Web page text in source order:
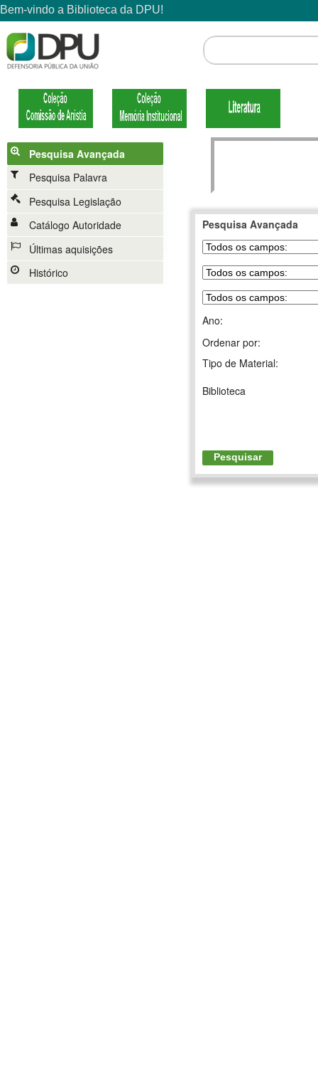
Pesquisa Avançada
Pesquisa Palavra
Pesquisa Legislação
Catálogo Autoridade
Últimas aquisições
Histórico
Pesquisa Avançada
Ano:
Ordenar por:
Tipo de Material:
Biblioteca
Pesquisar